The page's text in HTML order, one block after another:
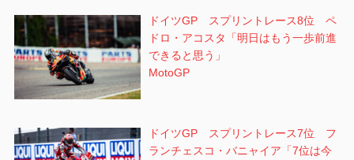
ドイツGP スプリントレース8位 ペ
ドロ・アコスタ「明日はもう一歩前進
できると思う」
MotoGP
ドイツGP スプリントレース7位 フ
ランチェスコ・バニャイア「7位は今